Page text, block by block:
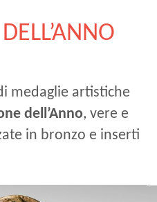
medaglie artistiche
dell’Anno, vere e
in bronzo e inserti